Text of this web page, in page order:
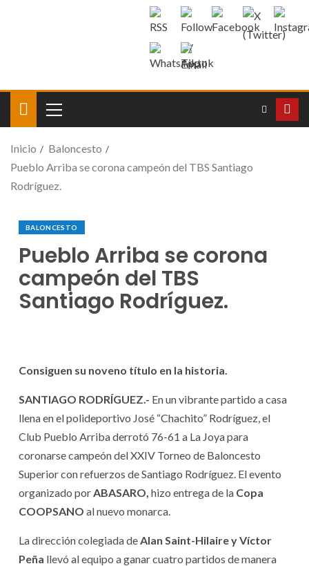
Inicio
Baloncesto
Pueblo Arriba se corona campeón del TBS Santiago
Rodríguez.
BALONCESTO
Pueblo Arriba se corona
campeón del TBS
Santiago Rodríguez.
Consiguen su noveno título en la historia.
SANTIAGO RODRÍGUEZ.- En un vibrante partido a casa
llena en el polideportivo José “Chachito” Rodríguez, el
Club Pueblo Arriba derrotó 76-61 a La Joya para
coronarse campeón del XXIV Torneo de Baloncesto
Superior con refuerzos de Santiago Rodríguez. El evento
organizado porABASARO, hizo entrega de la Copa
COOPSANO al nuevo monarca.
La dirección colegiada deAlan Saint-Hilaire y Víctor
Peña llevó al equipo a ganar cuatro partidos de manera